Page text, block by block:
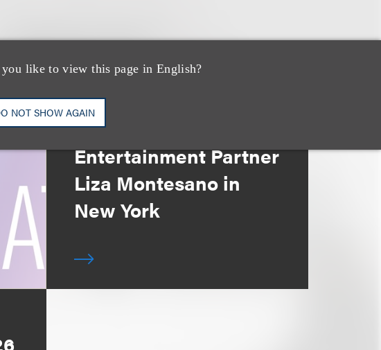
like to view this page in English?
NOT SHOW AGAINLoeb & Loeb
Announces Arrival of
Entertainment Partner
Liza Montesano in
New York